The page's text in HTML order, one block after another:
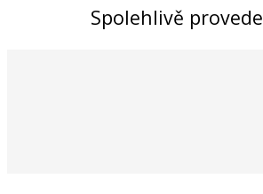
Spolehlivě